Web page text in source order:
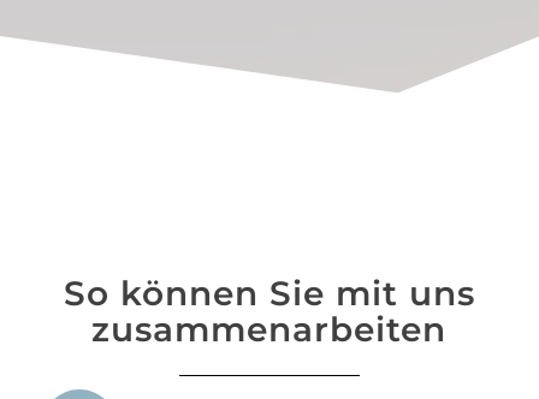
So können Sie mit uns
zusammenarbeiten